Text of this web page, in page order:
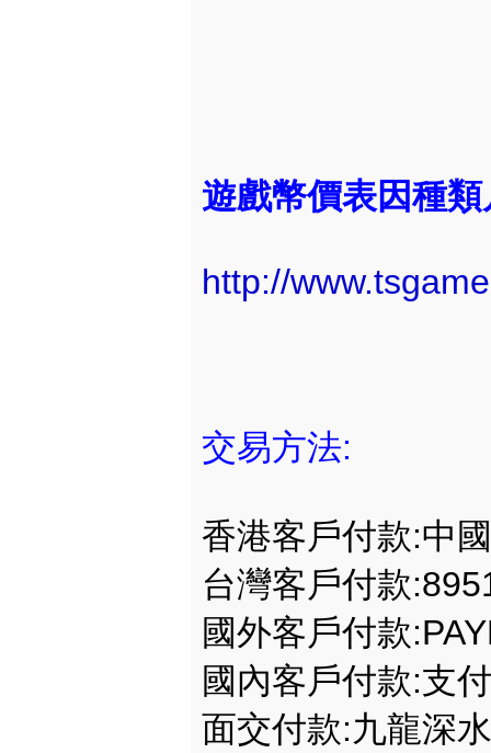
遊戲幣價表因種
http://
交易方法:
香港客戶付款:中
台灣客戶付款
國外客戶付款
國內客戶付款:支
面交付款:九龍深